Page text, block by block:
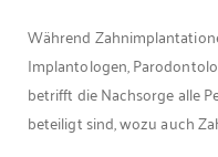
Während
Implantologen,
betrifft die Nachsorge alle
beteiligt sind, wozu auch